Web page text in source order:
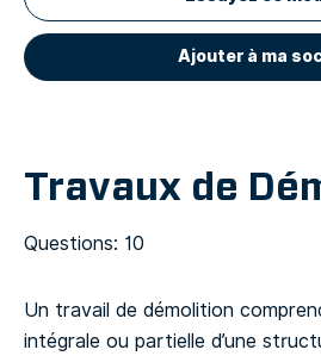
Ajouter à ma
Travaux de
Questions: 10
Un travail de démolition
intégrale ou partielle d’une